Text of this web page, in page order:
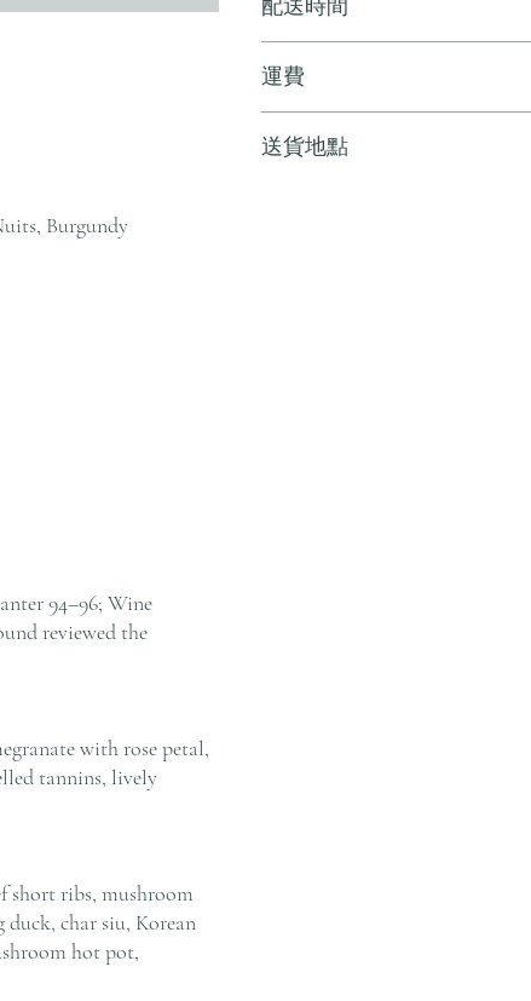
Burgundy
94–96; Wine
reviewed the
with rose petal,
tannins, lively
short ribs, mushroom
char siu, Korean
hot pot,
配送時間
運費
其他地區，請電郵至
送貨地點